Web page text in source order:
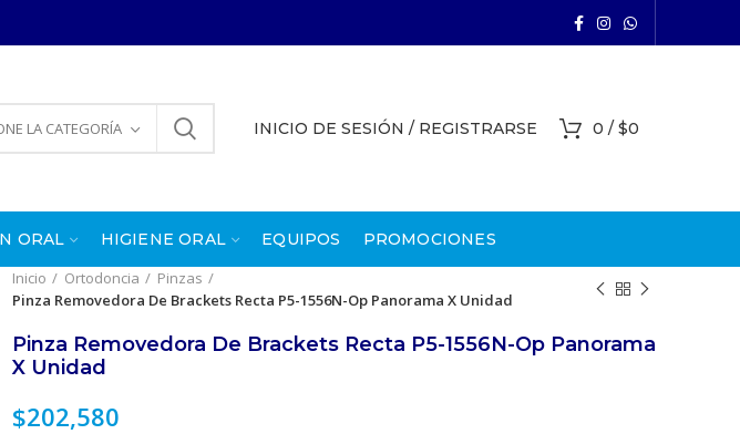
LA CATEGORÍA INICIO DE SESIÓN / REGISTRARSE 0 / $0
ORAL HIGIENE ORAL EQUIPOS
PROMOCIONES
Inicio
Ortodoncia
Pinzas
Pinza Removedora De Brackets Recta P5-1556N-Op Panorama X Unidad
Pinza Removedora De Brackets Recta P5-1556N-Op Panorama
X Unidad
$202,580